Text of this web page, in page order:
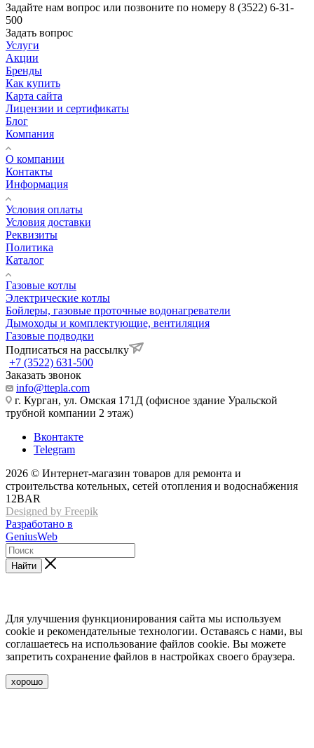
Задайте нам вопрос или позвоните по номеру 8 (3522) 6-31-
500
Задать вопрос
Услуги
Акции
Бренды
Как купить
Карта сайта
Лицензии и сертификаты
Блог
Компания
О компании
Контакты
Информация
Условия оплаты
Условия доставки
Реквизиты
Политика
Каталог
Газовые котлы
Электрические котлы
Бойлеры, газовые проточные водонагреватели
Дымоходы и комплектующие, вентиляция
Газовые подводки
Подписаться на рассылку
+7 (3522) 631-500
Заказать звонок
info@ttepla.com
г. Курган, ул. Омская 171Д (офисное здание Уральской
трубной компании 2 этаж)
Вконтакте
Telegram
2026 © Интернет-магазин товаров для ремонта и
строительства котельных, сетей отопления и водоснабжения
12BAR
Designed by Freepik
Разработано в
GeniusWeb
Найти
Для улучшения функционирования сайта мы используем
cookie и рекомендательные технологии. Оставаясь с нами, вы
соглашаетесь на использование файлов cookie. Вы можете
запретить сохранение файлов в настройках своего браузера.
хорошо